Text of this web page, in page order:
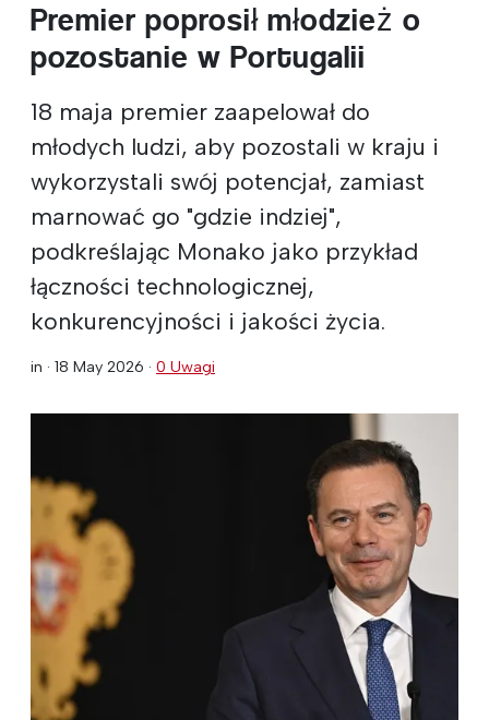
Premier poprosił młodzież o
pozostanie w Portugalii
18 maja premier zaapelował do
młodych ludzi, aby pozostali w kraju i
wykorzystali swój potencjał, zamiast
marnować go "gdzie indziej",
podkreślając Monako jako przykład
łączności technologicznej,
konkurencyjności i jakości życia.
in · 18 May 2026 · 0 Uwagi